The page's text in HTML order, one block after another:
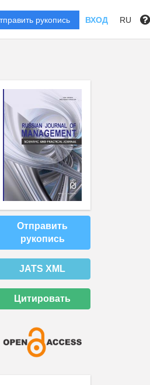
рукопись ВХОД RU
Отправить
рукопись
JATS XML
Цитировать